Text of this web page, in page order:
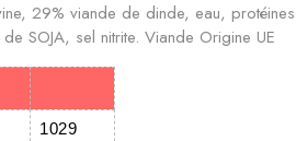
29% viande de dinde, eau,
SOJA, sel nitrite. Viande Origine UE
1029